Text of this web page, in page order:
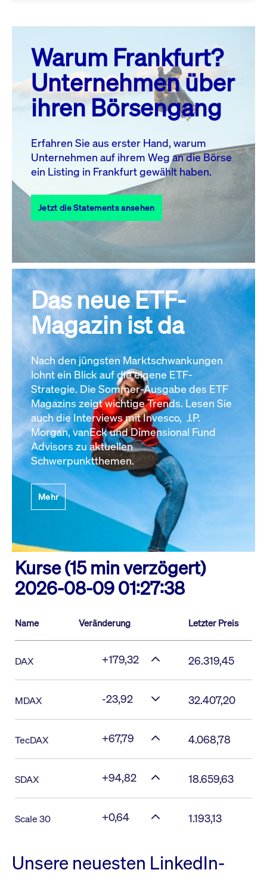
August 26
MO. DI. MI. DO. FR. SA. SO.
1
2
3
4 5 6 7 8
10 11 13 14
17
18 19 20 21 22
23
27 28
31
Alle Events
Warum Frankfurt?
Unternehmen über
ihren Börsengang
Erfahren Sie aus erster Hand, warum
Unternehmen auf ihrem Weg an die Börse
ein Listing in Frankfurt gewählt haben.
Jetzt die Statements ansehen
Das neue ETF-
Magazin ist da
Nach den jüngsten Marktschwankungen
lohnt ein Blick auf die eigene ETF-
Strategie. Die Sommer-Ausgabe des ETF
Magazins zeigt wichtige Trends. Lesen Sie
auch die Interviews mit Invesco, J.P.
Morgan, vanEck und Dimensional Fund
Advisors zu aktuellen
Schwerpunktthemen.
Mehr
Kurse (15 min verzögert)
2026-08-09 01:27:38
Name Veränderung Letzter Preis
DAX +179,32 26.319,45
MDAX -23,92 32.407,20
TecDAX +67,79 4.068,78
SDAX +94,82 18.659,63
Scale 30 +0,64 1.193,13
Unsere neuesten LinkedIn-